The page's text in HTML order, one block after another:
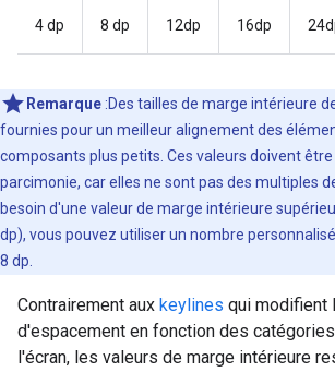
4 dp 8 dp 12dp 16dp
Remarque :Des tailles de marge intérieure
fournies pour un meilleur alignement des
composants plus petits. Ces valeurs doivent
parcimonie, car elles ne sont pas des multiples
besoin d'une valeur de marge intérieure
dp), vous pouvez utiliser un nombre
8 dp.
Contrairement aux keylines qui modifient
d'espacement en fonction des
l'écran, les valeurs de marge intérieure